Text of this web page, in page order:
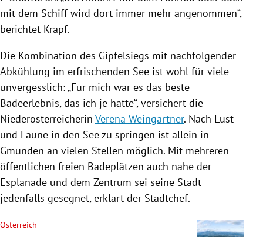
mit dem Schiffwird dort immer mehr angenommen“,
berichtet Krapf.
Die Kombination des Gipfelsiegs mit nachfolgender
Abkühlung im erfrischenden See ist wohl für viele
unvergesslich: „Für mich war es das beste
Badeerlebnis, das ich je hatte“, versichert die
Niederösterreicherin Verena Weingartner. Nach Lust
und Laune in den See zu springen ist allein in
Gmunden an vielen Stellen möglich. Mit mehreren
öffentlichen freien Badeplätzen auch nahe der
Esplanade und dem Zentrum sei seine Stadt
jedenfalls gesegnet, erklärt der Stadtchef.
Österreich